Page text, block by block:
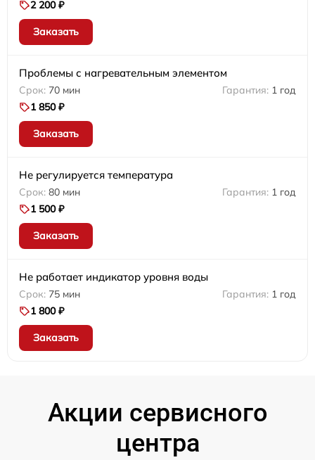
2 200 ₽
Заказать
Проблемы с нагревательным элементом
70 мин
1 год
1 850 ₽
Заказать
Не регулируется температура
80 мин
1 год
1 500 ₽
Заказать
Не работает индикатор уровня воды
75 мин
1 год
1 800 ₽
Заказать
Акции сервисного
центра